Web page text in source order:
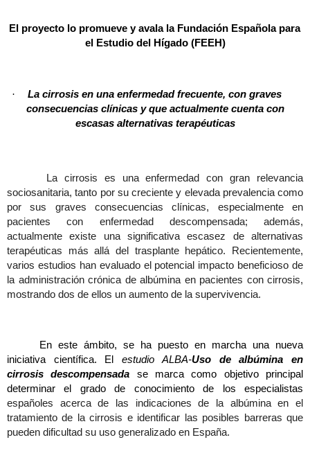
El proyecto lo promueve y avala la Fundación Española para
el Estudio del Hígado (FEEH)
·
La cirrosis en una enfermedad frecuente, con graves
consecuencias clínicas y que actualmente cuenta con
escasas alternativas terapéuticas
La cirrosis es una enfermedad con gran relevancia
sociosanitaria, tanto por su creciente y elevada prevalencia como
por sus graves consecuencias clínicas, especialmente en
pacientes con enfermedad descompensada; además,
actualmente existe una significativa escasez de alternativas
terapéuticas más allá del trasplante hepático. Recientemente,
varios estudios han evaluado el potencial impacto beneficioso de
la administración crónica de albúmina en pacientes con cirrosis,
mostrando dos de ellos un aumento de la supervivencia.
En este ámbito, se ha puesto en marcha una nueva
iniciativa científica. Elestudio ALBA-Uso de albúmina en
cirrosis descompensada
se marca como objetivoprincipal
determinar el grado de conocimiento de los especialistas
españoles acerca de las indicaciones de la albúmina en el
tratamiento de la cirrosis e identificar las posibles barreras que
pueden dificultad su uso generalizado en España.